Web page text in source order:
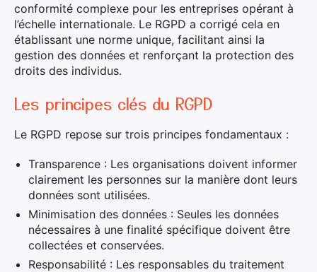
conformité complexe pour les entreprises opérant à
l’échelle internationale. Le RGPD a corrigé cela en
établissant une norme unique, facilitant ainsi la
gestion des données et renforçant la protection des
droits des individus.
Les principes clés du RGPD
Le RGPD repose sur trois principes fondamentaux :
Transparence : Les organisations doivent informer
clairement les personnes sur la manière dont leurs
données sont utilisées.
Minimisation des données : Seules les données
nécessaires à une finalité spécifique doivent être
collectées et conservées.
Responsabilité : Les responsables du traitement